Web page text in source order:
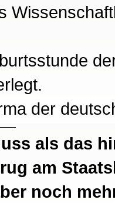
der
als das
am
noch